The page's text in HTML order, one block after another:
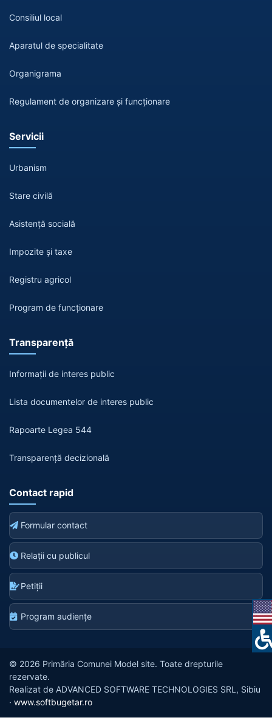
Consiliul local
Aparatul de specialitate
Organigrama
Regulament de organizare și funcționare
Servicii
Urbanism
Stare civilă
Asistență socială
Impozite și taxe
Registru agricol
Program de funcționare
Transparență
Informații de interes public
Lista documentelor de interes public
Rapoarte Legea 544
Transparență decizională
Contact rapid
Formular contact
Relații cu publicul
Petiții
Program audiențe
© 2026 Primăria Comunei Model site. Toate drepturile
rezervate.
Realizat de ADVANCED SOFTWARE TECHNOLOGIES SRL, Sibiu
· www.softbugetar.ro